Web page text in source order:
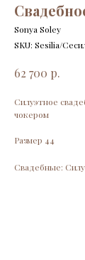
Sonya Soley
SKU: Sesilia/
62 700 р.
Силуэтное
чокером
Размер 44
Свадебные: